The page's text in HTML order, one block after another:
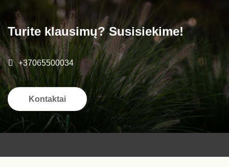
Turite klausimų? Susisiekime!
+37065500034
Kontaktai